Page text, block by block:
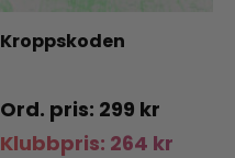
Kroppskoden
299 kr
Klubbpris: 264 kr